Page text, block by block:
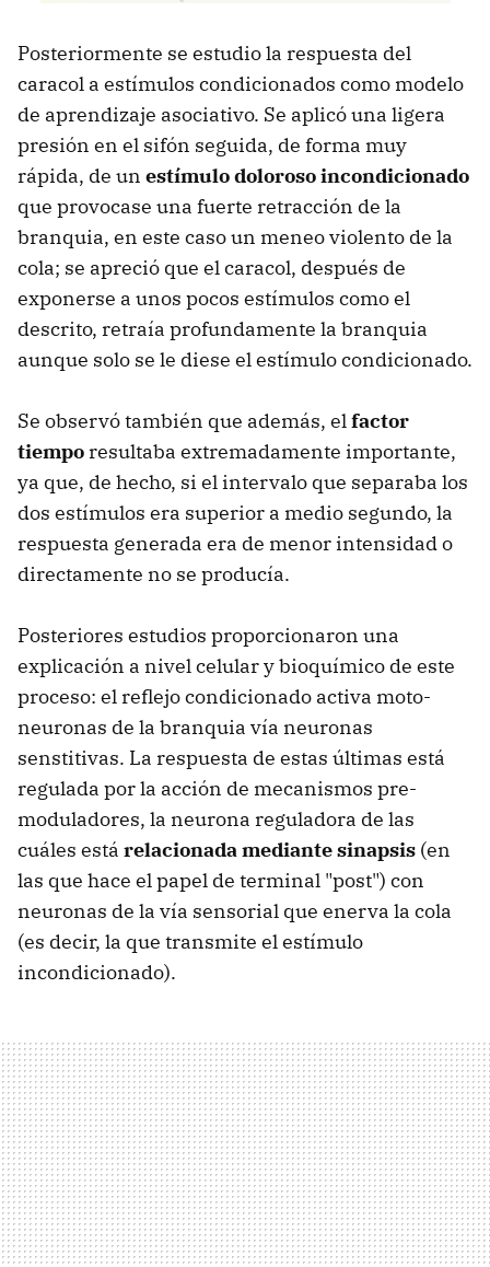
Posteriormente se estudio la respuesta del
caracol a estímulos condicionados como modelo
de aprendizaje asociativo. Se aplicó una ligera
presión en el sifón seguida, de forma muy
rápida, de un estímulo doloroso incondicionado
que provocase una fuerte retracción de la
branquia, en este caso un meneo violento de la
cola; se apreció que el caracol, después de
exponerse a unos pocos estímulos como el
descrito, retraía profundamente la branquia
aunque solo se le diese el estímulo condicionado.
Se observó también que además, elfactor
tiempo resultaba extremadamente importante,
ya que, de hecho, si el intervalo que separaba los
dos estímulos era superior a medio segundo, la
respuesta generada era de menor intensidad o
directamente no se producía.
Posteriores estudios proporcionaron una
explicación a nivel celular y bioquímico de este
proceso: el reflejo condicionado activa moto-
neuronas de la branquia vía neuronas
senstitivas. La respuesta de estas últimas está
regulada por la acción de mecanismos pre-
moduladores, la neurona reguladora de las
cuáles está relacionada mediante sinapsis (en
las que hace el papel de terminal "post") con
neuronas de la vía sensorial que enerva la cola
(es decir, la que transmite el estímulo
incondicionado).